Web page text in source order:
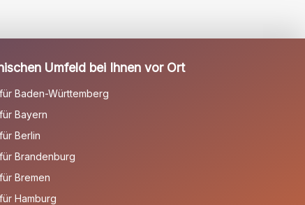
Umfeld bei Ihnen vor Ort
Baden-Württemberg
Bayern
Berlin
Brandenburg
Bremen
Hamburg